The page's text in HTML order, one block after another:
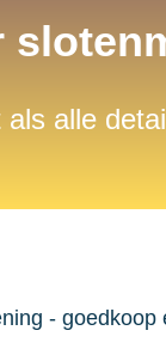
alle
- goedkoop